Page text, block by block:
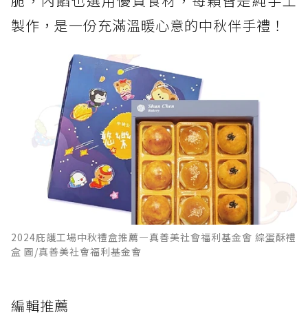
製作，是一份充滿溫暖心意的中秋伴手禮！
2024庇護工場中秋禮盒推薦—真善美社會福利基金會 綜蛋酥禮
盒 圖/真善美社會福利基金會
編輯推薦